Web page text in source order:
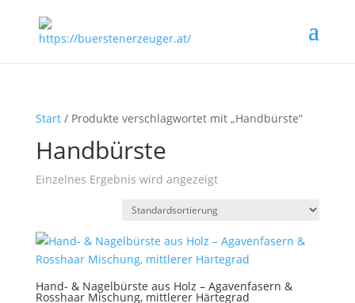
Start/ Produkte verschlagwortet mit „Handbürste“
Handbürste
Einzelnes Ergebnis wird angezeigt
Hand- & Nagelbürste aus Holz – Agavenfasern &
Rosshaar Mischung, mittlerer Härtegrad